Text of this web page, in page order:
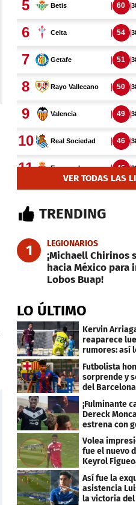
VER TODAS LAS
TRENDING
1 LEGIONARIOS
¡Michaell Chirinos
hacia México para
Lobos Buap!
LO ÚLTIMO
Kervin
reaparece
rumores: así
amistoso con
Futbolista
sorprende y
del
un orgullo"
¡Fulminante
Dereck
estrena con
Liga de Suiza
Volea
fue el nuevo
Keyrol
Liverpool
Así fue la
asistencia
la victoria del